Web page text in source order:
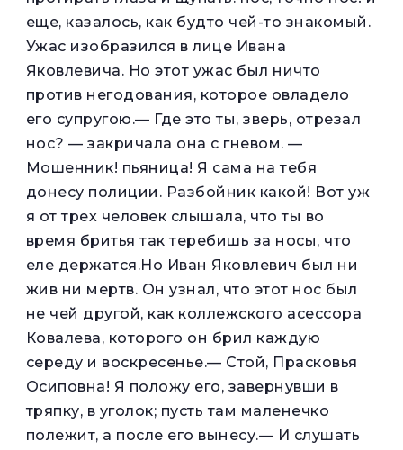
еще, казалось, как будто чей-то знакомый.
Ужас изобразился в лице Ивана
Яковлевича. Но этот ужас был ничто
против негодования, которое овладело
его супругою.— Где это ты, зверь, отрезал
нос? — закричала она с гневом. —
Мошенник! пьяница! Я сама на тебя
донесу полиции. Разбойник какой! Вот уж
я от трех человек слышала, что ты во
время бритья так теребишь за носы, что
еле держатся.Но Иван Яковлевич был ни
жив ни мертв. Он узнал, что этот нос был
не чей другой, как коллежского асессора
Ковалева, которого он брил каждую
середу и воскресенье.— Стой, Прасковья
Осиповна! Я положу его, завернувши в
тряпку, в уголок; пусть там маленечко
полежит, а после его вынесу.— И слушать